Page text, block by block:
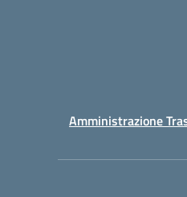
Amministrazione